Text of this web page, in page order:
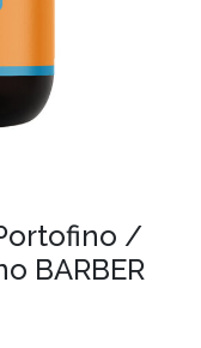
/
BARBER